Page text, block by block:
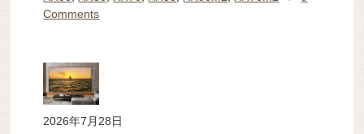
Comments
2026年7月28日